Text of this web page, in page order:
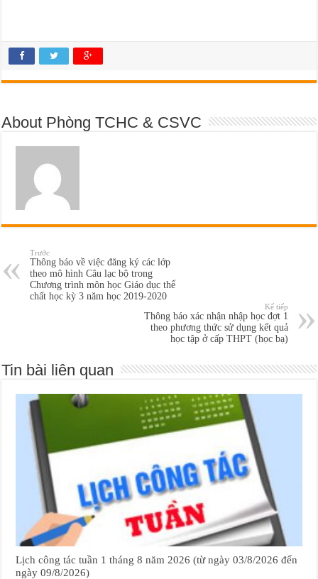
About Phòng TCHC & CSVC
Trước
Thông báo về việc đăng ký các lớp
theo mô hình Câu lạc bộ trong
Chương trình môn học Giáo dục thể
chất học kỳ 3 năm học 2019-2020
Kế tiếp
Thông báo xác nhận nhập học đợt 1
theo phương thức sử dụng kết quả
học tập ở cấp THPT (học bạ)
Tin bài liên quan
Lịch công tác tuần 1 tháng 8 năm 2026 (từ ngày 03/8/2026 đến
ngày 09/8/2026)